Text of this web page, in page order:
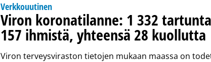
Verkkouutinen
Viron koronatilanne: 1 332
157 ihmistä, yhteensä 28 kuollutta
Viron terveysviraston tietojen mukaan maassa on